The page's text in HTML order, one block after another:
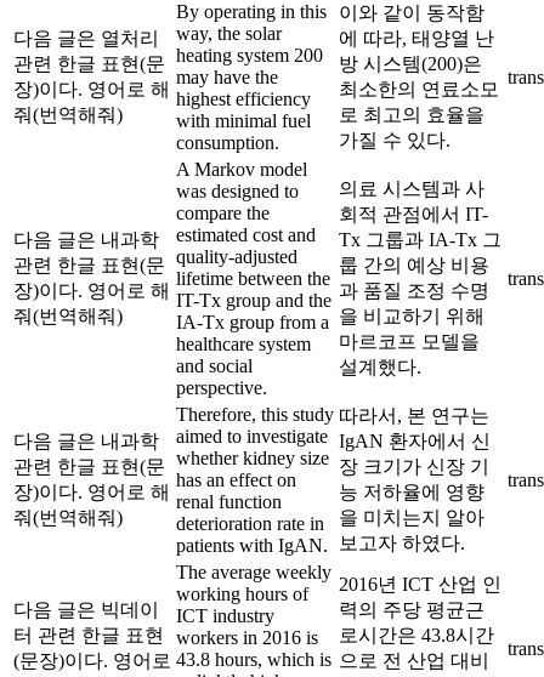
다음 글은 열처리
관련 한글 표현(문
장)이다. 영어로 해
줘(번역해줘)
By operating in this
way, the solar
heating system 200
may have the
highest efficiency
with minimal fuel
consumption.
이와 같이 동작함
에 따라, 태양열 난
방 시스템(200)은
최소한의 연료소모
로 최고의 효율을
가질 수 있다.
다음 글은 내과학
관련 한글 표현(문
장)이다. 영어로 해
줘(번역해줘)
A Markov model
was designed to
compare the
estimated cost and
quality-adjusted
lifetime between the
IT-Tx group and the
IA-Tx group from a
healthcare system
and social
perspective.
의료 시스템과 사
회적 관점에서 IT-
Tx 그룹과 IA-Tx 그
룹 간의 예상 비용
과 품질 조정 수명
을 비교하기 위해
마르코프 모델을
설계했다.
다음 글은 내과학
관련 한글 표현(문
장)이다. 영어로 해
줘(번역해줘)
Therefore, this study
aimed to investigate
whether kidney size
has an effect on
renal function
deterioration rate in
patients with IgAN.
따라서, 본 연구는
IgAN 환자에서 신
장 크기가 신장 기
능 저하율에 영향
을 미치는지 알아
보고자 하였다.
다음 글은 빅데이
터 관련 한글 표현
(문장)이다. 영어로
The average weekly
working hours of
ICT industry
workers in 2016 is
43.8 hours, which is
2016년 ICT 산업 인
력의 주당 평균근
로시간은 43.8시간
으로 전 산업 대비